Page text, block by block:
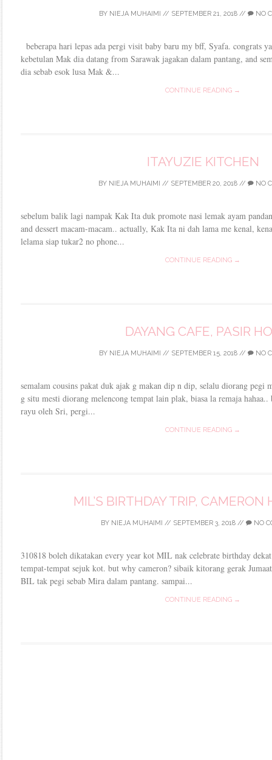
BY NIEJA MUHAIMI // SEPTEMBER 21, 2018// NO
beberapa hari lepas ada pergi visit baby baru my bff, Syafa. congrats
kebetulan Mak dia datang from Sarawak jagakan dalam pantang, and
dia sebab esok lusa Mak &...
CONTINUE READING →
ITAYUZIE KITCHEN
BY NIEJA MUHAIMI // SEPTEMBER 20, 2018 // NO
sebelum balik lagi nampak Kak Ita duk promote nasi lemak ayam
and dessert macam-macam.. actually, Kak Ita ni dah lama me kenal,
lelama siap tukar2 no phone...
CONTINUE READING →
DAYANG CAFE, PASIR
BY NIEJA MUHAIMI // SEPTEMBER 15, 2018// NO
semalam cousins pakat duk ajak g makan dip n dip, selalu diorang pegi
g situ mesti diorang melencong tempat lain plak, biasa la remaja
rayu oleh Sri, pergi...
CONTINUE READING →
MIL’S BIRTHDAY TRIP, CAMERON
BY NIEJA MUHAIMI // SEPTEMBER 3, 2018// NO
310818 boleh dikatakan every year kot MIL nak celebrate birthday
tempat-tempat sejuk kot. but why cameron? sibaik kitorang gerak
BIL tak pegi sebab Mira dalam pantang. sampai...
CONTINUE READING →